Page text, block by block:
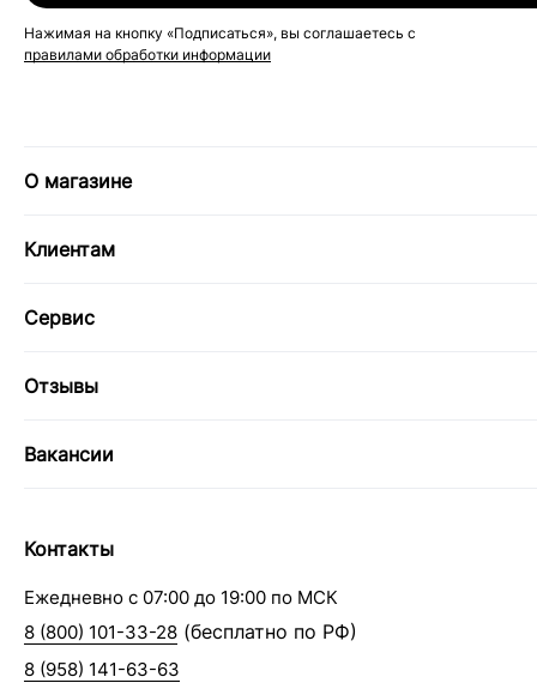
Нажимая на кнопку «Подписаться», вы соглашаетесь с
правилами обработки информации
О магазине
Клиентам
Сервис
Отзывы
Вакансии
Контакты
Ежедневно с 07:00 до 19:00 по МСК
8 (800) 101-33-28 (бесплатно по РФ)
8 (958) 141-63-63